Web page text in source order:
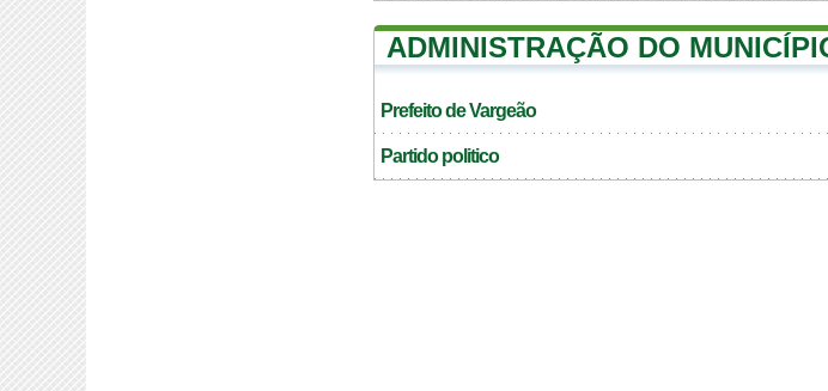
ADMINISTRAÇÃO DO
Prefeito de Vargeão
Partido politico